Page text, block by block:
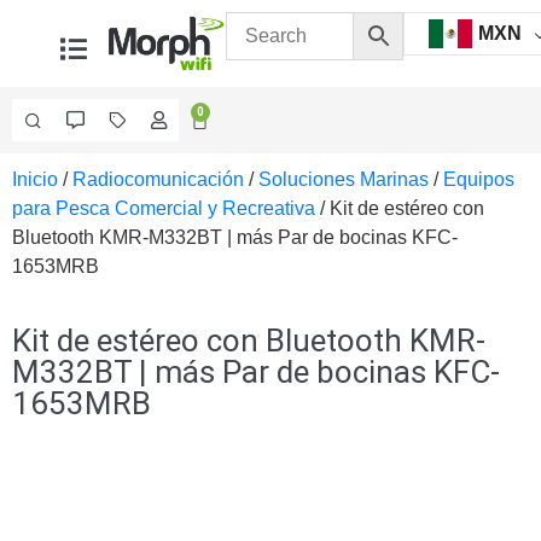
MXN
0
Videovigilancia
Accesorios
Generales
Accesorios
Fibra
Accesorios
para
Computadora
y
Inicio / Radiocomunicación / Soluciones Marinas / Equipos
para Pesca Comercial y Recreativa / Kit de estéreo con
Bluetooth KMR-M332BT | más Par de bocinas KFC-
1653MRB
Kit de estéreo con Bluetooth KMR-
M332BT | más Par de bocinas KFC-
1653MRB